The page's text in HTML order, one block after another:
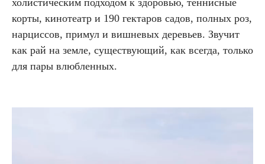
холистическим подходом к здоровью, теннисные
корты, кинотеатр и 190 гектаров садов, полных роз,
нарциссов, примул и вишневых деревьев. Звучит
как рай на земле, существующий, как всегда, только
для пары влюбленных.